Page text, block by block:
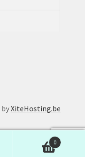
XiteHosting.be
0